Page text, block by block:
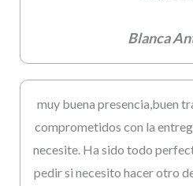
Blanca
muy buena presencia,buen
comprometidos con la
necesite. Ha sido todo
pedir si necesito hacer otro